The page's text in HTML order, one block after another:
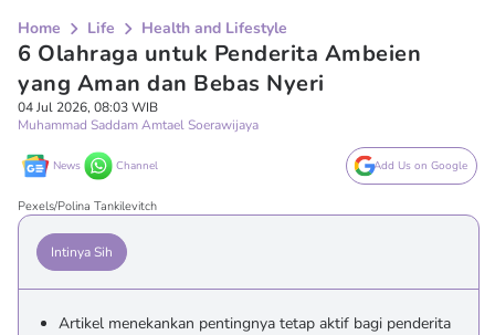
Home Life Health and Lifestyle
6 Olahraga untuk Penderita Ambeien
yang Aman dan Bebas Nyeri
04 Jul 2026, 08:03 WIB
Muhammad Saddam Amtael Soerawijaya
News Channel Add Us on Google
Pexels/Polina Tankilevitch
Intinya Sih
Artikel menekankan pentingnya tetap aktif bagi penderita